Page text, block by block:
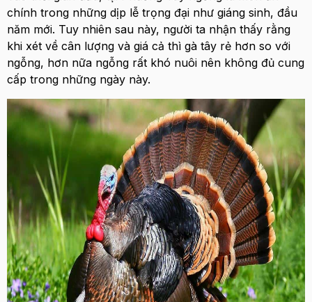
chính trong những dịp lễ trọng đại như giáng sinh, đầu
năm mới. Tuy nhiên sau này, người ta nhận thấy rằng
khi xét về cân lượng và giá cả thì gà tây rẻ hơn so với
ngỗng, hơn nữa ngỗng rất khó nuôi nên không đủ cung
cấp trong những ngày này.